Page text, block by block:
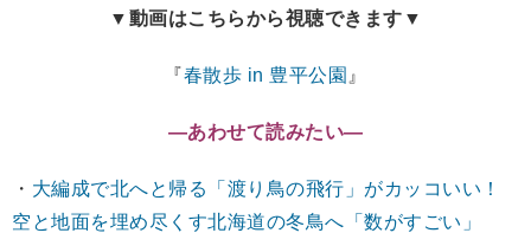
▼動画はこちらから視聴できます▼
『春散歩 in 豊平公園 』
―あわせて読みたい―
・ 大編成で北へと帰る「渡り鳥の飛行」がカッコいい！
空と地面を埋め尽くす北海道の冬鳥へ「数がすごい」